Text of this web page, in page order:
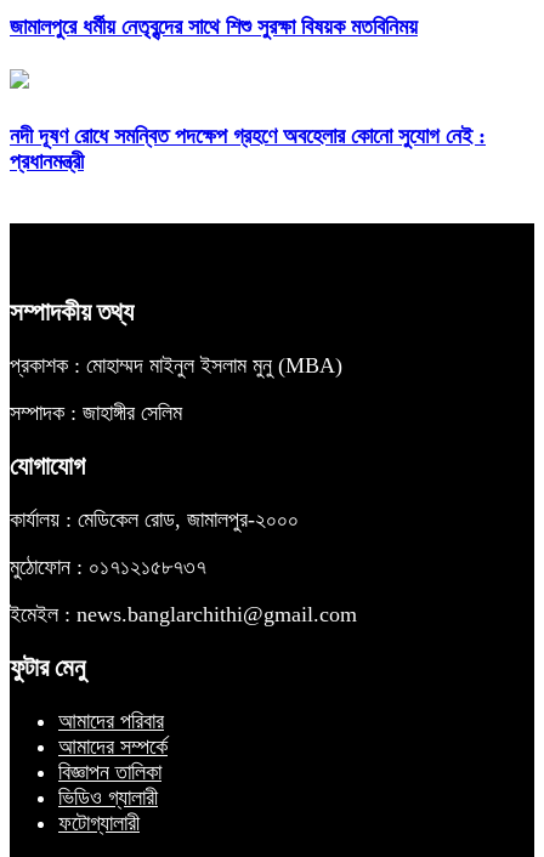
জামালপুরে ধর্মীয় নেতৃবৃন্দের সাথে শিশু সুরক্ষা বিষয়ক মতবিনিময়
নদী দূষণ রোধে সমন্বিত পদক্ষেপ গ্রহণে অবহেলার কোনো সুযোগ নেই :
প্রধানমন্ত্রী
সম্পাদকীয় তথ্য
প্রকাশক : মোহাম্মদ মাইনুল ইসলাম মুনু (MBA)
সম্পাদক : জাহাঙ্গীর সেলিম
যোগাযোগ
কার্যালয় : মেডিকেল রোড, জামালপুর-২০০০
মুঠোফোন : ০১৭১২১৫৮৭৩৭
ইমেইল : news.banglarchithi@gmail.com
ফুটার মেনু
আমাদের পরিবার
আমাদের সম্পর্কে
বিজ্ঞাপন তালিকা
ভিডিও গ্যালারী
ফটোগ্যালারী